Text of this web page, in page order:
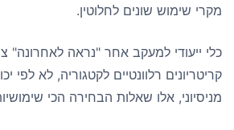
מקרי שימוש שונים לחלוטין.
כלי ייעודי למעקב אחר "נראה לאחרונה"
קריטריונים רלוונטיים לקטגוריה, לא לפי
מניסיוני, אלו שאלות הבחירה הכי